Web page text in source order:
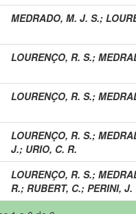
MEDRADO, M. J. S.;
LOURENÇO, R. S.;
LOURENÇO, R. S.;
LOURENÇO, R. S.;
J.; URIO, C. R.
LOURENÇO, R. S.;
R.; RUBERT, C.; PERINI, J.